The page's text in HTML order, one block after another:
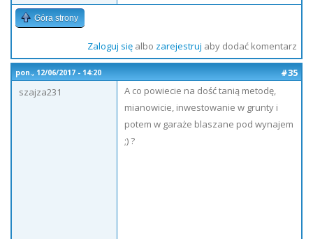
Góra strony
Zaloguj sięalbo zarejestruj aby dodać komentarz
pon., 12/06/2017 - 14:20
#35
szajza231
A co powiecie na dość tanią metodę,
mianowicie, inwestowanie w grunty i
potem w garaże blaszane pod wynajem
;) ?